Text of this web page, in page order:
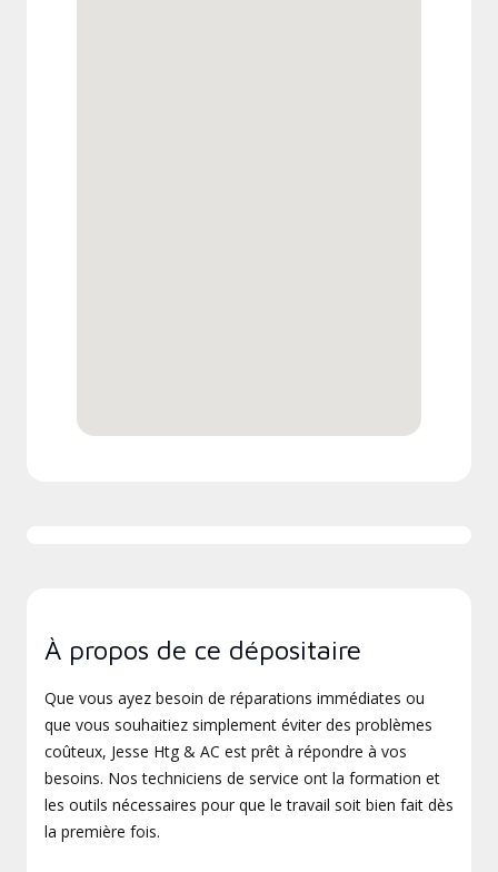
À propos de ce dépositaire
Que vous ayez besoin de réparations immédiates ou
que vous souhaitiez simplement éviter des problèmes
coûteux, Jesse Htg & AC est prêt à répondre à vos
besoins. Nos techniciens de service ont la formation et
les outils nécessaires pour que le travail soit bien fait dès
la première fois.